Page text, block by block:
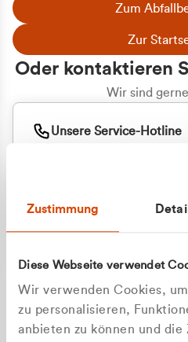
Zustimmung
Diese Webseite verwendet
Wir verwenden Cookies,
zu personalisieren,
anbieten zu können und die
Zum
Zur
Oder kontaktieren
Wir sind
Unsere Service-Hotline
+49 177 8376058